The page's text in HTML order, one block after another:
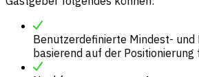
Benutzerdefinierte Mindest- und
basierend auf der